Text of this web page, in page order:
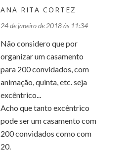
ANA RITA CORTEZ
24 de janeiro de 2018 às 11:34
Não considero que por
organizar um casamento
para 200 convidados, com
animação, quinta, etc. seja
excêntrico...
Acho que tanto excêntrico
pode ser um casamento com
200 convidados como com
20.